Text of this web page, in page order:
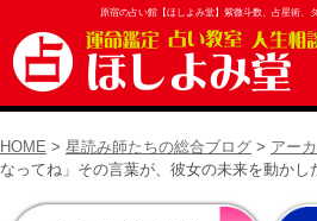
原宿の占い館【ほしよみ堂】紫微斗数、占星術、
HOME > 星読み師たちの総合ブログ > アー
なってね」その言葉が、彼女の未来を動かし